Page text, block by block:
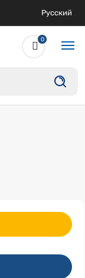
Русский
0